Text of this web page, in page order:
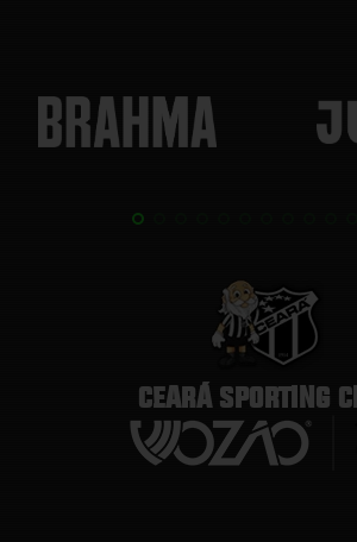
CEARÁ SPORTING